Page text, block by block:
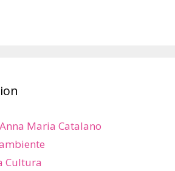
Maria Catalano
Cultura